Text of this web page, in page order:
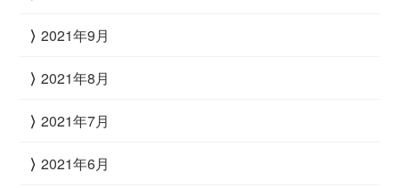
2021年9月
2021年8月
2021年7月
2021年6月